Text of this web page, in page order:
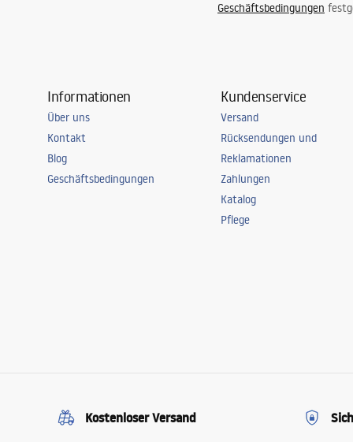
Geschäftsbedingungen
Informationen
Über uns
Kontakt
Blog
Geschäftsbedingungen
Kundenservice
Versand
Rücksendungen und
Reklamationen
Zahlungen
Katalog
Pflege
Kostenloser Versand